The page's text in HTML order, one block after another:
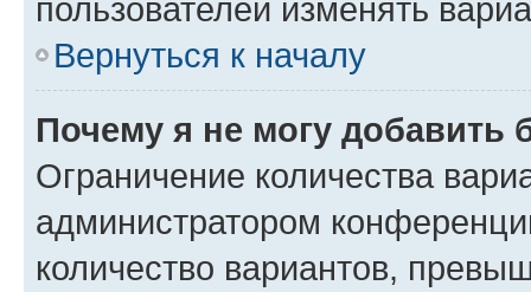
пользователей изменять
Вернуться к началу
Почему я не могу добавить
Ограничение количества
администратором
количество вариантов,